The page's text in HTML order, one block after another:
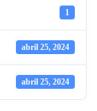
1
abril 25, 2024
abril 25, 2024